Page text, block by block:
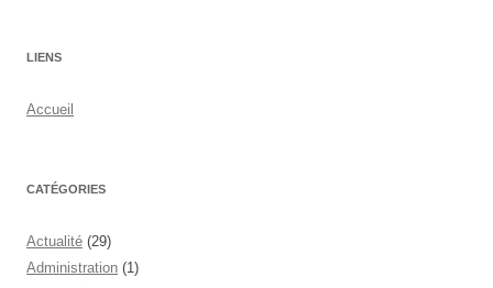
LIENS
Accueil
CATÉGORIES
Actualité (29)
Administration (1)